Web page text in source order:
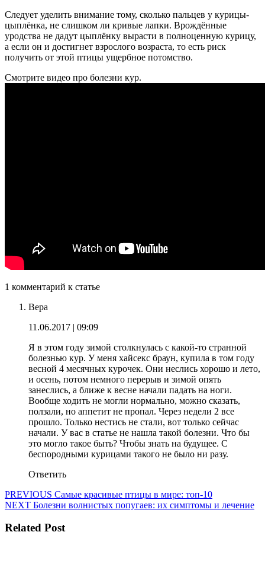
Следует уделить внимание тому, сколько пальцев у курицы-
цыплёнка, не слишком ли кривые лапки. Врождённые
уродства не дадут цыплёнку вырасти в полноценную курицу,
а если он и достигнет взрослого возраста, то есть риск
получить от этой птицы ущербное потомство.
Смотрите видео про болезни кур.
1 комментарий к статье
Вера
11.06.2017 | 09:09
Я в этом году зимой столкнулась с какой-то странной
болезнью кур. У меня хайсекс браун, купила в том году
весной 4 месячных курочек. Они неслись хорошо и лето,
и осень, потом немного перерыв и зимой опять
занеслись, а ближе к весне начали падать на ноги.
Вообще ходить не могли нормально, можно сказать,
ползали, но аппетит не пропал. Через недели 2 все
прошло. Только нестись не стали, вот только сейчас
начали. У вас в статье не нашла такой болезни. Что бы
это могло такое быть? Чтобы знать на будущее. С
беспородными курицами такого не было ни разу.
Ответить
Навигация
по
записям
PREVIOUS Предыдущая
запись:
Самые красивые птицы в мире: топ-10
NEXT Следующая
Болезни волнистых попугаев: их симптомы и лечение
Related Post